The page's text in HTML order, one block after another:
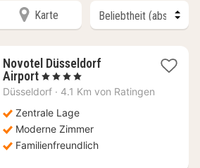
Karte
Novotel Düsseldorf
Airport1
Nacht
89
€
, 4 Sterne
Düsseldorf · 4.1 Km von Ratingen
Zentrale Lage
Moderne Zimmer
Familienfreundlich